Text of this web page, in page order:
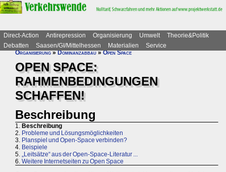
Direct-Action Antirepression Organisierung Umwelt
Theorie&Politik
Debatten
Saasen/GI/Mittelhessen Materialien
Service
Organisierung»Dominanzabbau»Open Space
OPEN SPACE:
RAHMENBEDINGUNGEN
SCHAFFEN!
Beschreibung
1. Beschreibung
2. Probleme und Lösungsmöglichkeiten
3. Planspiel und Open-Space verbinden?
4. Beispiele
5. „Leitsätze“ aus der Open-Space-Literatur ...
6. Weitere Internetseiten zu Open Space